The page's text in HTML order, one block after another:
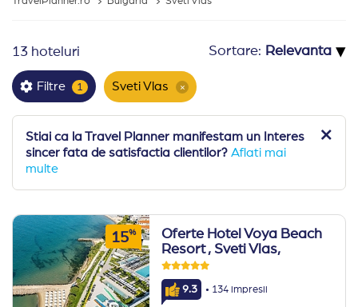
13 hoteluri Sortare: ▾
Filtre 1 Sveti Vlas ×
Stiai ca la Travel Planner manifestam un Interes
sincer fata de satisfactia clientilor? Aflati mai
multe
15%
Oferte Hotel Voya Beach
Resort , Sveti Vlas,
9.3 · 134 impresii